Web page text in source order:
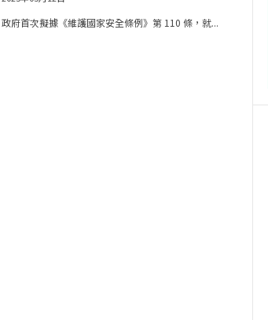
政府首次擬據《維護國家安全條例》第 110 條，就...